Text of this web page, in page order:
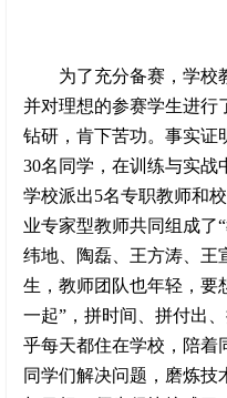
为了充分备赛，学校
并对理想的参赛学生进行
钻研，肯下苦功。事实证
30名同学，在训练与实战
学校派出5名专职教师和
业专家型教师共同组成了
纬地、陶磊、王方涛、王
生，教师团队也年轻，要
一起”，拼时间、拼付出
乎每天都住在学校，陪着
同学们解决问题，磨炼技